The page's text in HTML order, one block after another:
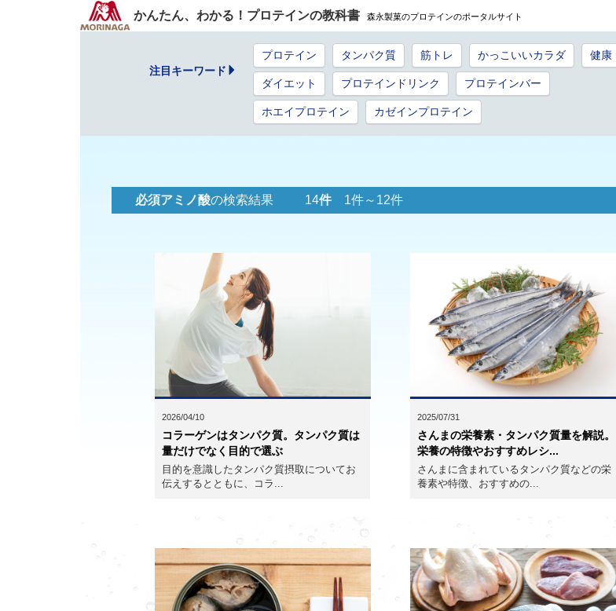
かんたん、わかる！プロテインの教科書 森永製菓のプロテインのポータルサイト
注目キーワード
プロテイン タンパク質 筋トレ かっこいいカラダ 健康
ダイエット プロテインドリンク プロテインバー
ホエイプロテイン カゼインプロテイン
必須アミノ酸の検索結果 14件1件～12件
2026/04/10
コラーゲンはタンパク質。タンパク質は
量だけでなく目的で選ぶ
目的を意識したタンパク質摂取についてお
伝えするとともに、コラ...
2025/07/31
さんまの栄養素・タンパク質量を解説。
栄養の特徴やおすすめレシ...
さんまに含まれているタンパク質などの栄
養素や特徴、おすすめの...